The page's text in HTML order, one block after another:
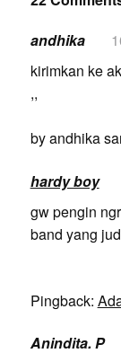
andhika
kirimkan ke
,,
by andhika
hardy boy
gw pengin
band yang
Pingback:
Anindita. P